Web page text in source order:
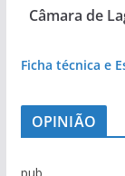
Câmara de
Ficha técnica e
OPINIÃO